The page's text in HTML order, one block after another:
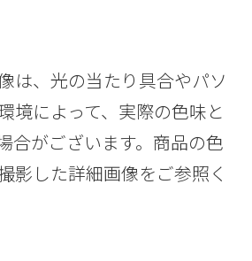
は、光の当たり具合やパソ
境によって、実際の色味と
合がございます。商品の色
影した詳細画像をご参照く